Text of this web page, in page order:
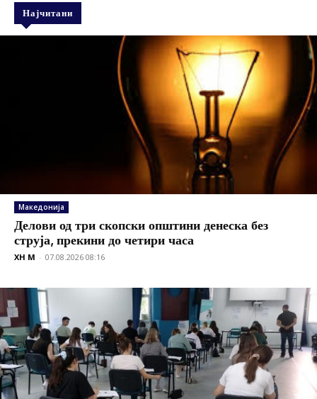
Најчитани
Македонија
Делови од три скопски општини денеска без
струја, прекини до четири часа
XH M - 07.08.2026 08:16